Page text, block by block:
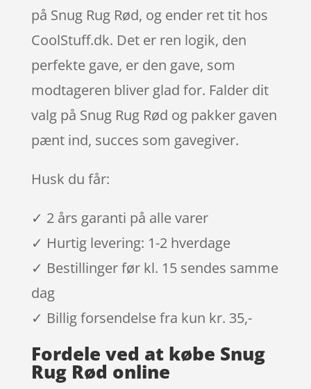
på Snug Rug Rød, og ender ret tit hos
CoolStuff.dk. Det er ren logik, den
perfekte gave, er den gave, som
modtageren bliver glad for. Falder dit
valg på Snug Rug Rød og pakker gaven
pænt ind, succes som gavegiver.
Husk du får:
✓ 2 års garanti på alle varer
✓ Hurtig levering: 1-2 hverdage
✓ Bestillinger før kl. 15 sendes samme
dag
✓ Billig forsendelse fra kun kr. 35,-
Fordele ved at købe Snug
Rug Rød online